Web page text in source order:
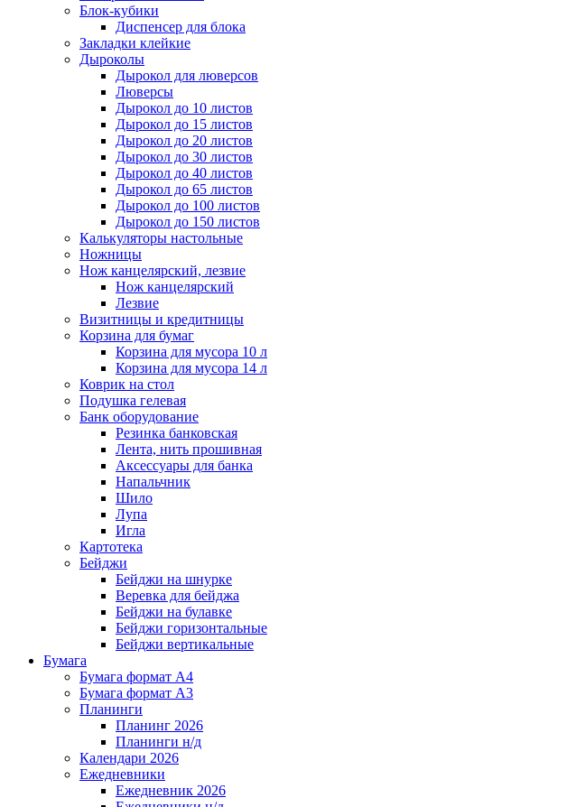
Блок-кубики
Диспенсер для блока
Закладки клейкие
Дыроколы
Дырокол для люверсов
Люверсы
Дырокол до 10 листов
Дырокол до 15 листов
Дырокол до 20 листов
Дырокол до 30 листов
Дырокол до 40 листов
Дырокол до 65 листов
Дырокол до 100 листов
Дырокол до 150 листов
Калькуляторы настольные
Ножницы
Нож канцелярский, лезвие
Нож канцелярский
Лезвие
Визитницы и кредитницы
Корзина для бумаг
Корзина для мусора 10 л
Корзина для мусора 14 л
Коврик на стол
Подушка гелевая
Банк оборудование
Резинка банковская
Лента, нить прошивная
Аксессуары для банка
Напальчник
Шило
Лупа
Игла
Картотека
Бейджи
Бейджи на шнурке
Веревка для бейджа
Бейджи на булавке
Бейджи горизонтальные
Бейджи вертикальные
Бумага
Бумага формат А4
Бумага формат А3
Планинги
Планинг 2026
Планинги н/д
Календари 2026
Ежедневники
Ежедневник 2026